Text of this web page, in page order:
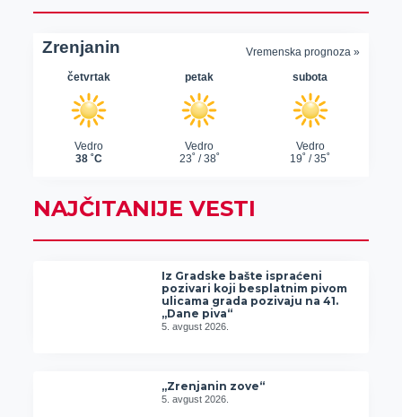
NAJČITANIJE VESTI
Iz Gradske bašte ispraćeni
pozivari koji besplatnim pivom
ulicama grada pozivaju na 41.
„Dane piva“
5. avgust 2026.
„Zrenjanin zove“
5. avgust 2026.